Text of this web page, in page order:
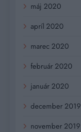
máj 2020
apríl 2020
marec 2020
február 2020
január 2020
december 2019
november 2019